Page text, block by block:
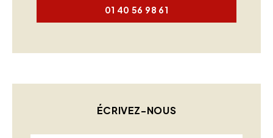
01 40 56 98 61
ÉCRIVEZ-NOUS